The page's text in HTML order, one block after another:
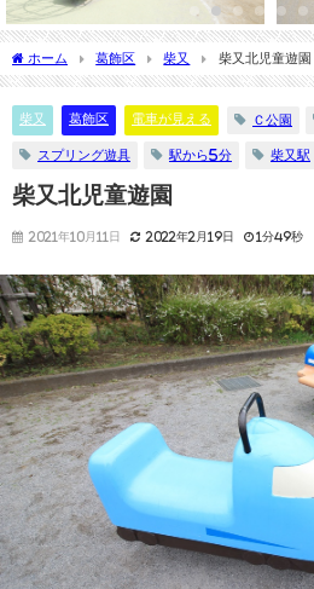
ホーム 葛飾区 柴又 柴又北児童遊園
柴又 葛飾区 電車が見える Ｃ公園
スプリング遊具 駅から5分 柴又駅
柴又北児童遊園
2021年10月11日 2022年2月19日 1分49秒